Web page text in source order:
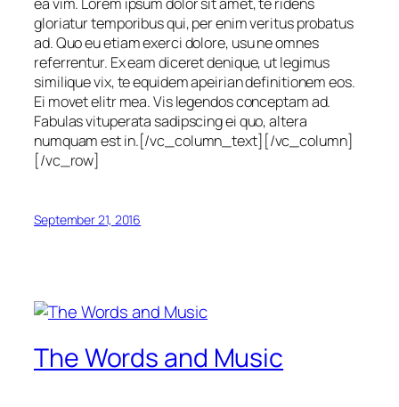
gloriatur temporibus qui, per enim veritus probatus
ad. Quo eu etiam exerci dolore, usu ne omnes
referrentur. Ex eam diceret denique, ut legimus
similique vix, te equidem apeirian definitionem eos.
Ei movet elitr mea. Vis legendos conceptam ad.
Fabulas vituperata sadipscing ei quo, altera
numquam est in.[/vc_column_text][/vc_column]
[/vc_row]
September 21, 2016
The Words and Music